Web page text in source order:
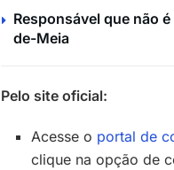
Responsável que não
de-Meia
Pelo site oficial:
Acesse o portal de
clique na opção de